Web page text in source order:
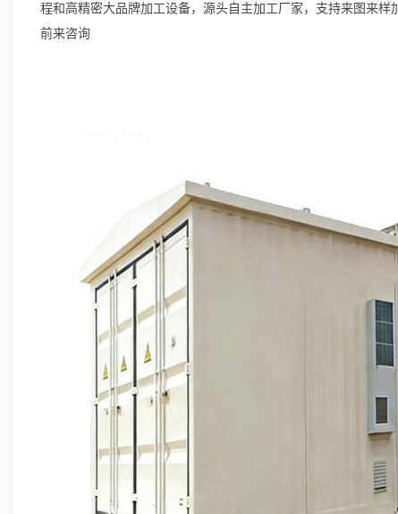
程和高精密大品牌加工设备，源头自主加工厂家，支持来图来
前来咨询